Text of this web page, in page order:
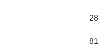
28
81